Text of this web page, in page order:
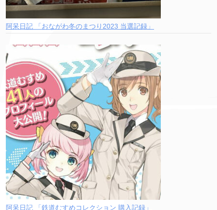
阿呆日記 「おながわ冬のまつり2023 当選記録」
阿呆日記 「鉄道むすめコレクション 購入記録」